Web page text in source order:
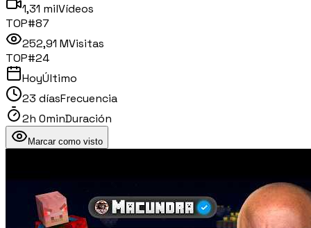
1,31 milVídeos
TOP#87
252,91 MVisitas
TOP#24
HoyÚltimo
23 díasFrecuencia
2h 0minDuración
Marcar como visto